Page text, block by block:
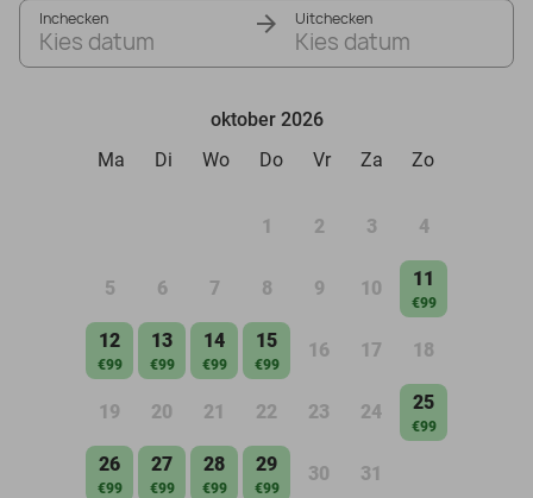
Inchecken
Kies datum
Uitchecken
Kies datum
oktober 2026
Ma
Di Wo Do Vr Za Zo
1 2 3 4
5 6 7 8 9 10 11
€99
12
€99
13
€99
14
€99
15
€99
16 17 18
19 20 21 22 23 24 25
€99
26
€99
27
€99
28
€99
29
€99
30 31